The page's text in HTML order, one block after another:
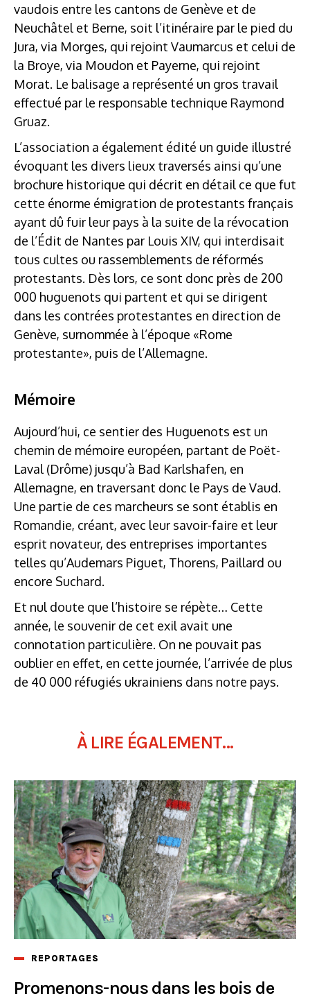
vaudois entre les cantons de Genève et de
Neuchâtel et Berne, soit l’itinéraire par le pied du
Jura, via Morges, qui rejoint Vaumarcus et celui de
la Broye, via Moudon et Payerne, qui rejoint
Morat. Le balisage a représenté un gros travail
effectué par le responsable technique Raymond
Gruaz.
L’association a également édité un guide illustré
évoquant les divers lieux traversés ainsi qu’une
brochure historique qui décrit en détail ce que fut
cette énorme émigration de protestants français
ayant dû fuir leur pays à la suite de la révocation
de l’Édit de Nantes par Louis XIV, qui interdisait
tous cultes ou rassemblements de réformés
protestants. Dès lors, ce sont donc près de 200
000 huguenots qui partent et qui se dirigent
dans les contrées protestantes en direction de
Genève, surnommée à l’époque «Rome
protestante», puis de l’Allemagne.
Mémoire
Aujourd’hui, ce sentier des Huguenots est un
chemin de mémoire européen, partant de Poët-
Laval (Drôme) jusqu’à Bad Karlshafen, en
Allemagne, en traversant donc le Pays de Vaud.
Une partie de ces marcheurs se sont établis en
Romandie, créant, avec leur savoir-faire et leur
esprit novateur, des entreprises importantes
telles qu’Audemars Piguet, Thorens, Paillard ou
encore Suchard.
Et nul doute que l’histoire se répète… Cette
année, le souvenir de cet exil avait une
connotation particulière. On ne pouvait pas
oublier en effet, en cette journée, l’arrivée de plus
de 40 000 réfugiés ukrainiens dans notre pays.
À LIRE ÉGALEMENT...
REPORTAGES
Promenons-nous dans les bois de